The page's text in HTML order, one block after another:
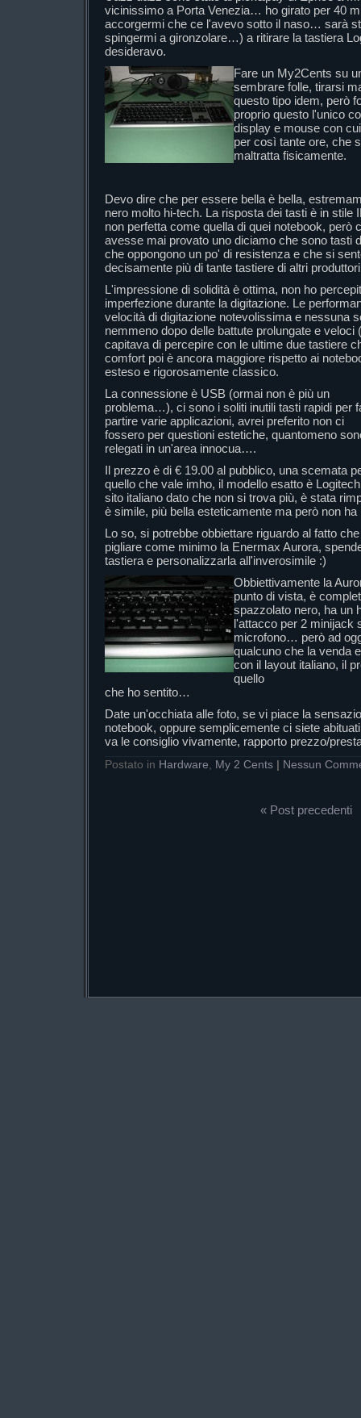
vicinissimo a Porta Venezia… ho girato per 40
accorgermi che ce l'avevo sotto il naso… sarà
spingermi a gironzolare…) a ritirare la tastiera
desideravo.
Fare un My2Cents su
sembrare folle, tirarsi
questo tipo idem, però
proprio questo l'unico
display e mouse con
per così tante ore, che
maltratta fisicamente.
Devo dire che per essere bella è bella,
nero molto hi-tech. La risposta dei tasti è in stile
non perfetta come quella di quei notebook, però
avesse mai provato uno diciamo che sono tasti
che oppongono un po' di resistenza e che si
decisamente più di tante tastiere di altri
L'impressione di solidità è ottima, non ho
imperfezione durante la digitazione. Le
velocità di digitazione notevolissima e nessuna
nemmeno dopo delle battute prolungate e
capitava di percepire con le ultime due tastiere
comfort poi è ancora maggiore rispetto ai
esteso e rigorosamente classico.
La connessione è USB (ormai non è più un
problema…), ci sono i soliti inutili tasti rapidi per
partire varie applicazioni, avrei preferito non ci
fossero per questioni estetiche, quantomeno
relegati in un'area innocua….
Il prezzo è di € 19.00 al pubblico, una scemata
quello che vale imho, il modello esatto è
sito italiano dato che non si trova più, è stata
è simile, più bella esteticamente ma però non
Lo so, si potrebbe obbiettare riguardo al fatto
pigliare come minimo la Enermax Aurora,
tastiera e personalizzarla all'inverosimile :)
Obbiettivamente la
punto di vista, è
spazzolato nero, ha un
l'attacco per 2 minijack
microfono… però ad
qualcuno che la venda
con il layout italiano, il
quello
che ho sentito…
Date un'occhiata alle foto, se vi piace la
notebook, oppure semplicemente ci siete
va le consiglio vivamente, rapporto prezzo/
Postato in Hardware, My 2 Cents Nessun
« Post precedenti